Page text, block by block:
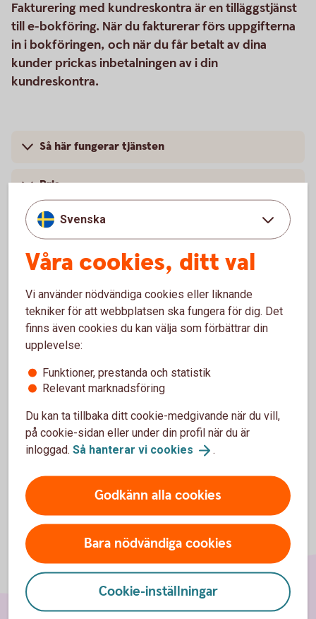
Fakturering med kundreskontra är en tilläggstjänst
till e-bokföring. När du fakturerar förs uppgifterna
in i bokföringen, och när du får betalt av dina
kunder prickas inbetalningen av i din
kundreskontra.
Så här fungerar tjänsten
Pris
Kontakta oss
Support
För att se detta innehåll behöver du först
godkänna cookies för Funktioner, prestanda
och statistik.
Inställningar för cookies
Svenska
Våra cookies, ditt val
Vi använder nödvändiga cookies eller liknande
tekniker för att webbplatsen ska fungera för dig. Det
finns även cookies du kan välja som förbättrar din
upplevelse:
Funktioner, prestanda och statistik
Relevant marknadsföring
Du kan ta tillbaka ditt cookie-medgivande när du vill,
på cookie-sidan eller under din profil när du är
inloggad. Så hanterar vi cookies .
Godkänn alla cookies
Bara nödvändiga cookies
Cookie-inställningar